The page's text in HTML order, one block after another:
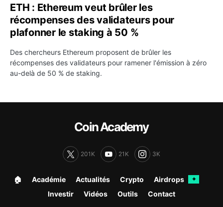
ETH : Ethereum veut brûler les
récompenses des validateurs pour
plafonner le staking à 50 %
Des chercheurs Ethereum proposent de brûler les
récompenses des validateurs pour ramener l'émission à zéro
au-delà de 50 % de staking.
Coin Academy
201K 21K 3K
🏠︎ Académie Actualités Crypto Airdrops ✦
Investir Vidéos Outils Contact